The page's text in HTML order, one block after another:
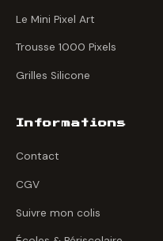
Le Mini Pixel Art
Trousse 1000 Pixels
Grilles Silicone
Informations
Contact
CGV
Suivre mon colis